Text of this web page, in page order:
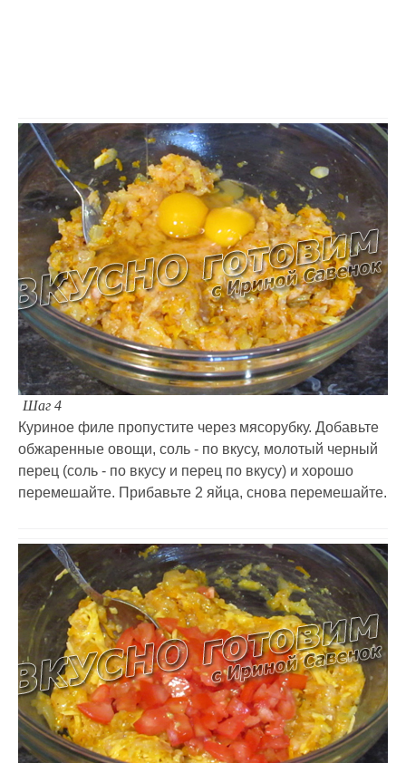
Шаг 4
Куриное филе пропустите через мясорубку. Добавьте
обжаренные овощи, соль - по вкусу, молотый черный
перец (соль - по вкусу и перец по вкусу) и хорошо
перемешайте. Прибавьте 2 яйца, снова перемешайте.